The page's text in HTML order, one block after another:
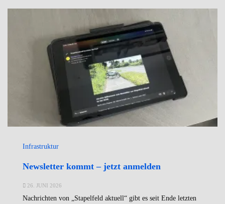
Infrastruktur
Newsletter kommt – jetzt anmelden
26. JUNI 2026
Nachrichten von „Stapelfeld aktuell“ gibt es seit Ende letzten